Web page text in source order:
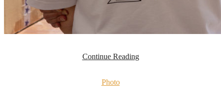
Continue Reading
Photo